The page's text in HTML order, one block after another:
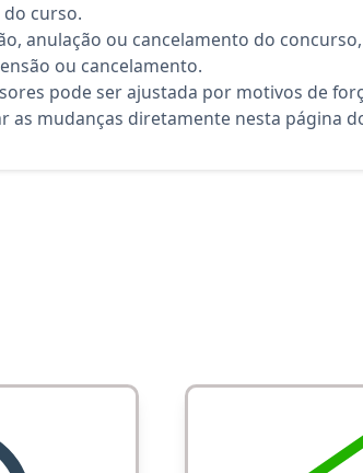
curso.
anulação ou cancelamento do
ou cancelamento.
pode ser ajustada por motivos de
as mudanças diretamente nesta página